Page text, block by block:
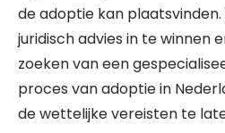
de adoptie kan
juridisch advies in te winnen
zoeken van een
proces van adoptie in
de wettelijke vereisten te